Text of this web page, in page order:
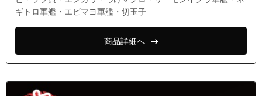
ギトロ軍艦・エビマヨ軍艦・切玉子
商品詳細へ